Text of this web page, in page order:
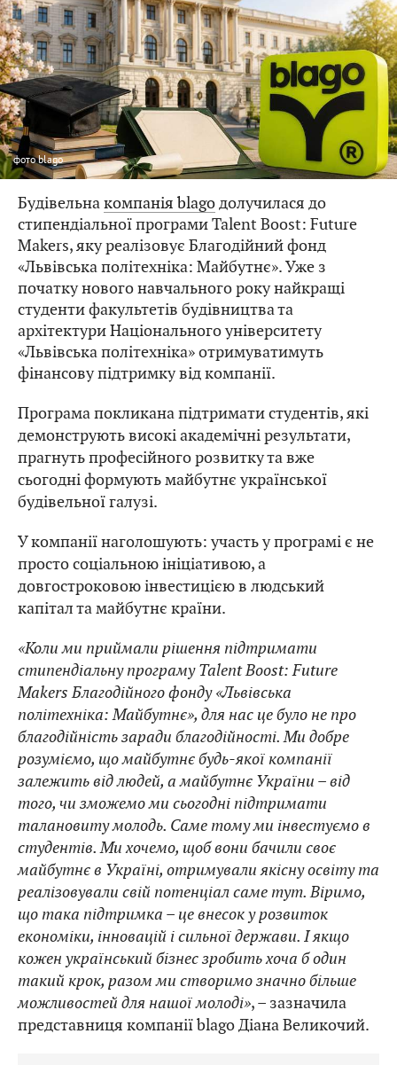
фотоblago
Будівельнакомпанія blagoдолучилася до
стипендіальної програми Talent Boost: Future
Makers, яку реалізовує Благодійний фонд
«Львівська політехніка: Майбутнє». Уже з
початку нового навчального року найкращі
студенти факультетів будівництва та
архітектури Національного університету
«Львівська політехніка» отримуватимуть
фінансову підтримку від компанії.
Програма покликана підтримати студентів, які
демонструють високі академічні результати,
прагнуть професійного розвитку та вже
сьогодні формують майбутнє української
будівельної галузі.
У компанії наголошують: участь у програмі є не
просто соціальною ініціативою, а
довгостроковою інвестицією в людський
капітал та майбутнє країни.
«Коли ми приймали рішення підтримати
стипендіальну програму Talent Boost: Future
Makers Благодійного фонду «Львівська
політехніка: Майбутнє», для нас це було не про
благодійність заради благодійності. Ми добре
розуміємо, що майбутнє будь-якої компанії
залежить від людей, а майбутнє України – від
того, чи зможемо ми сьогодні підтримати
талановиту молодь. Саме тому ми інвестуємо в
студентів. Ми хочемо, щоб вони бачили своє
майбутнє в Україні, отримували якісну освіту та
реалізовували свій потенціал саме тут. Віримо,
що така підтримка – це внесок у розвиток
економіки, інновацій і сильної держави. І якщо
кожен український бізнес зробить хоча б один
такий крок, разом ми створимо значно більше
можливостей для нашої молоді», – зазначила
представниця компанії blago Діана Великочий.